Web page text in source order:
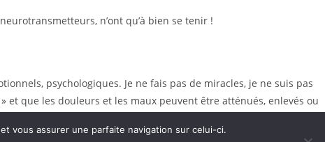
n’ont qu’à bien se tenir !
psychologiques. Je ne fais pas de miracles, je ne suis pas
et que les douleurs et les maux peuvent être atténués, enlevés ou
vous assurer une parfaite navigation sur celui-ci.